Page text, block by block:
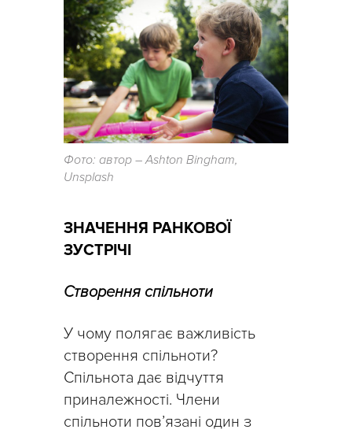
Фото: автор – Ashton Bingham,
Unsplash
ЗНАЧЕННЯ РАНКОВОЇ
ЗУСТРІЧІ
Створення спільноти
У чому полягає важливість
створення спільноти?
Спільнота дає відчуття
приналежності. Члени
спільноти пов’язані один з